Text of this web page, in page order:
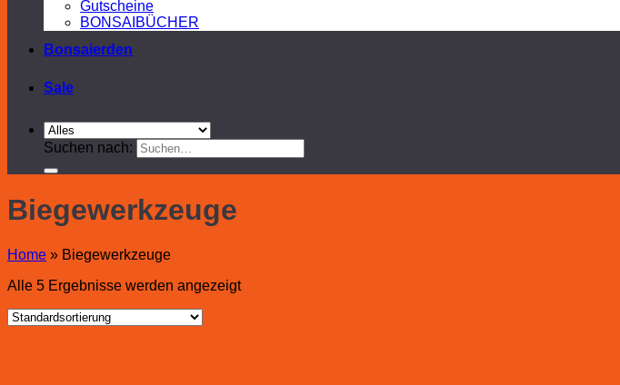
Gutscheine
BONSAIBÜCHER
Bonsaierden
Sale
Suchen nach:
Biegewerkzeuge
Home » Biegewerkzeuge
Alle 5 Ergebnisse werden angezeigt